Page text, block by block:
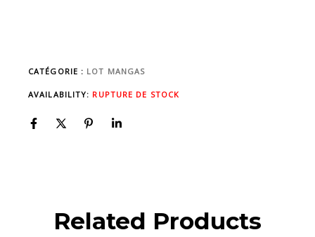
CATÉGORIE : LOT MANGAS
AVAILABILITY: RUPTURE DE STOCK
Related Products